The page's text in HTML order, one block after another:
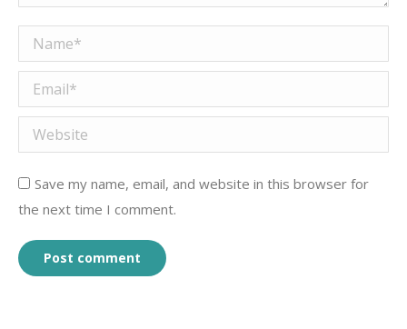
Name *
Email *
Website
Save my name, email, and website in this browser for
the next time I comment.
Post comment